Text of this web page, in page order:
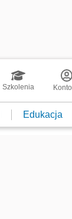
Szkolenia Konto
Edukacja